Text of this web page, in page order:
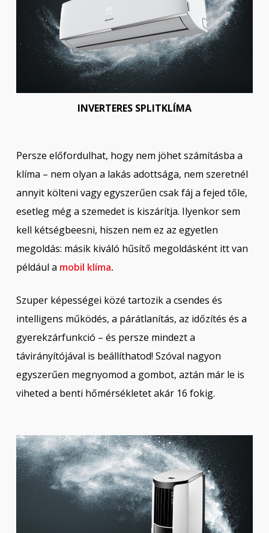
INVERTERES SPLITKLÍMA
Persze előfordulhat, hogy nem jöhet számításba a
klíma – nem olyan a lakás adottsága, nem szeretnél
annyit költeni vagy egyszerűen csak fáj a fejed tőle,
esetleg még a szemedet is kiszárítja. Ilyenkor sem
kell kétségbeesni, hiszen nem ez az egyetlen
megoldás: másik kiváló hűsítő megoldásként itt van
például a mobil klíma.
Szuper képességei közé tartozik a csendes és
intelligens működés, a párátlanítás, az időzítés és a
gyerekzárfunkció – és persze mindezt a
távirányítójával is beállíthatod! Szóval nagyon
egyszerűen megnyomod a gombot, aztán már le is
viheted a benti hőmérsékletet akár 16 fokig.